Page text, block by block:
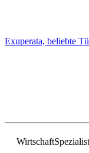
Exuperata, beliebte
WirtschaftSpezialist